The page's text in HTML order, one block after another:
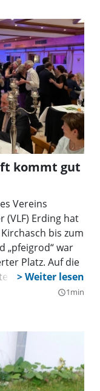
für die
bei
Pretzenhuber@t-
kommt gut
Vereins
(VLF) Erding hat
bis zum
„pfeigrod“ war
Platz. Auf die
des Gasthauses
mit
query_builder1min